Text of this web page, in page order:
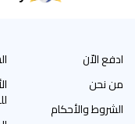
ادفع الاّن
من نحن
الشروط والأحكام